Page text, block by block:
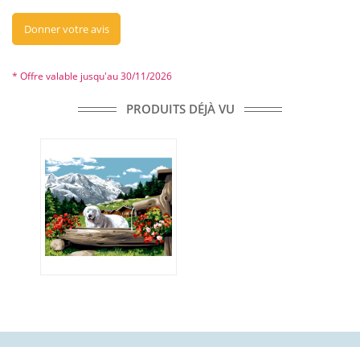
Donner votre avis
* Offre valable jusqu'au 30/11/2026
PRODUITS DÉJÀ VU